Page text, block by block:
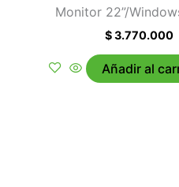
Monitor 22”/
$3.770.000
Añadir al